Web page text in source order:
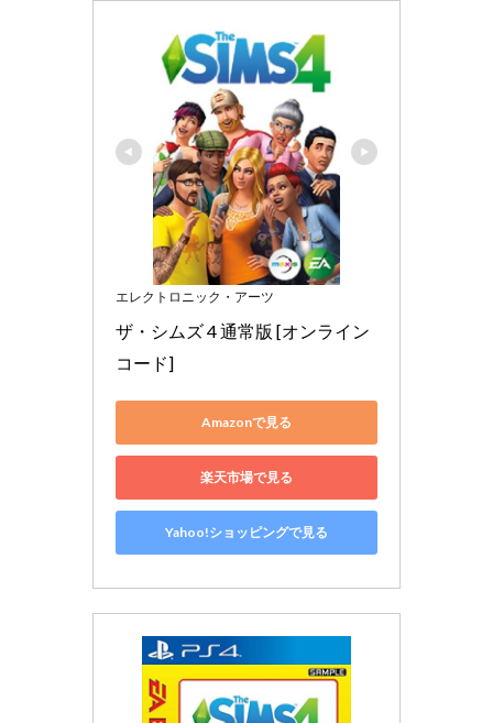
エレクトロニック・アーツ
ザ・シムズ 4 通常版 [オンライン
コード]
Amazonで見る
楽天市場で見る
Yahoo!ショッピングで見る